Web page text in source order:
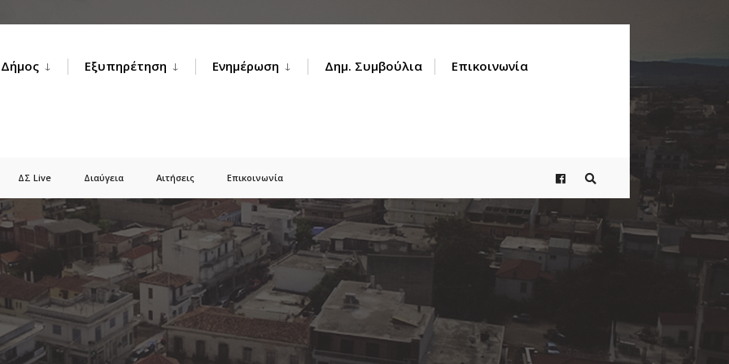
Δήμος Εξυπηρέτηση Ενημέρωση Δημ. Συμβούλια Επικοινωνία
ΔΣ Live Διαύγεια Αιτήσεις Επικοινωνία